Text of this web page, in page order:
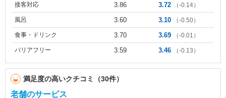
接客対応 3.86 3.72 （-0.14）
風呂 3.60 3.10 （-0.50）
食事・ドリンク 3.70 3.69 （-0.01）
バリアフリー 3.59 3.46 （-0.13）
満足度の高いクチコミ（30件）
老舗のサービス